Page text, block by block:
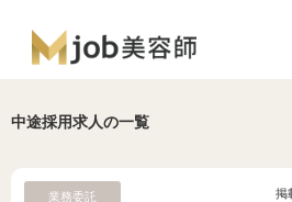
中途採用求人の一覧
業務委託 掲